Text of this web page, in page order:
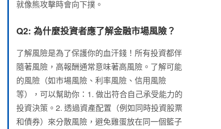
就像熊攻擊時會向下撲。
Q2: 為什麼投資者應了解金融市場風險？
了解風險是為了保護你的血汗錢！所有投資都伴
隨著風險，高報酬通常意味著高風險。了解可能
的風險（如市場風險、利率風險、信用風險
等），可以幫助你：1. 做出符合自己承受能力的
投資決策。2. 透過資產配置（例如同時投資股票
和債券）來分散風險，避免雞蛋放在同一個籃子